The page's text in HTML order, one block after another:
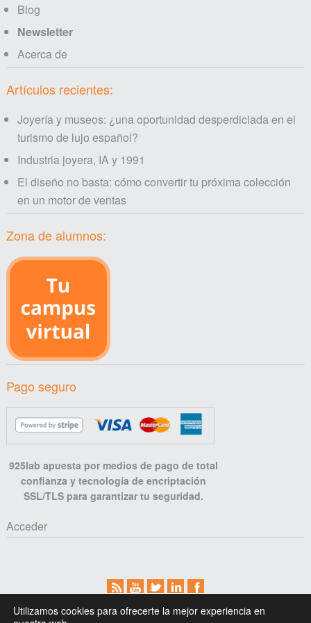
Blog
Newsletter
Acerca de
Artículos recientes:
Joyería y museos: ¿una oportunidad desperdiciada en el
turismo de lujo español?
Industria joyera, IA y 1991
El diseño no basta: cómo convertir tu próxima colección
en un motor de ventas
Zona de alumnos:
Pago seguro
925lab apuesta por medios de pago de total
confianza y tecnología de encriptación
SSL/TLS para garantizar tu seguridad.
Acceder
Aviso legal Privacidad Cookies Cómo comprar
Contacto
Utilizamos cookies para ofrecerte la mejor experiencia en